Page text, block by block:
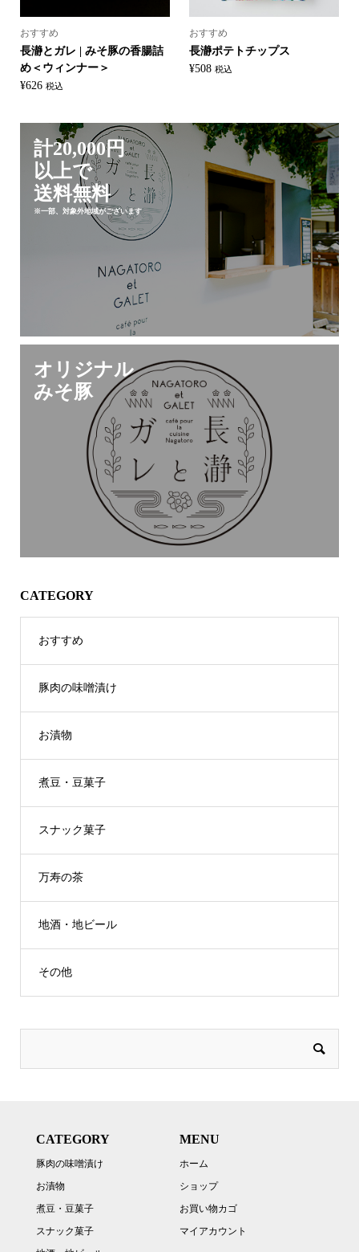
おすすめ
長瀞とガレ | みそ豚の香腸詰
め＜ウィンナー＞
¥626 税込
おすすめ
長瀞ポテトチップス
¥508 税込
計20,000円
以上で
送料無料
※一部、対象外地域がございます
オリジナル
みそ豚
CATEGORY
おすすめ
豚肉の味噌漬け
お漬物
煮豆・豆菓子
スナック菓子
万寿の茶
地酒・地ビール
その他
CATEGORY
豚肉の味噌漬け
お漬物
煮豆・豆菓子
スナック菓子
MENU
ホーム
ショップ
お買い物カゴ
マイアカウント